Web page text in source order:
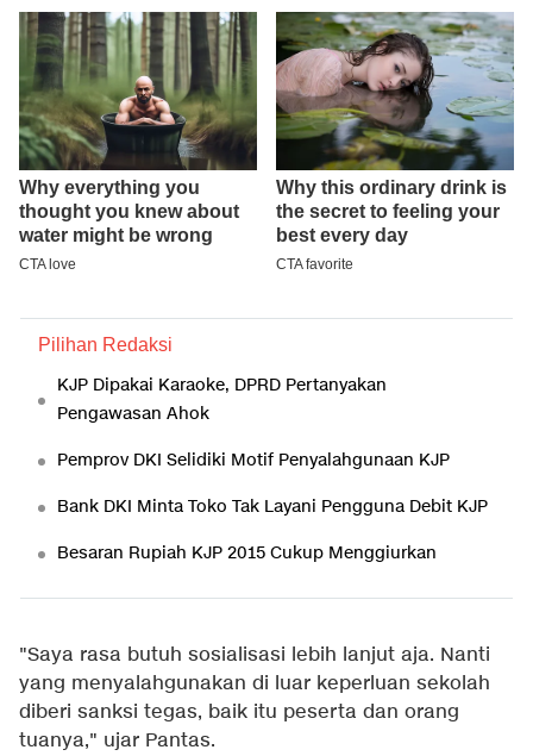
Pilihan Redaksi
KJP Dipakai Karaoke, DPRD Pertanyakan
Pengawasan Ahok
Pemprov DKI Selidiki Motif Penyalahgunaan KJP
Bank DKI Minta Toko Tak Layani Pengguna Debit KJP
Besaran Rupiah KJP 2015 Cukup Menggiurkan
"Saya rasa butuh sosialisasi lebih lanjut aja. Nanti
yang menyalahgunakan di luar keperluan sekolah
diberi sanksi tegas, baik itu peserta dan orang
tuanya," ujar Pantas.